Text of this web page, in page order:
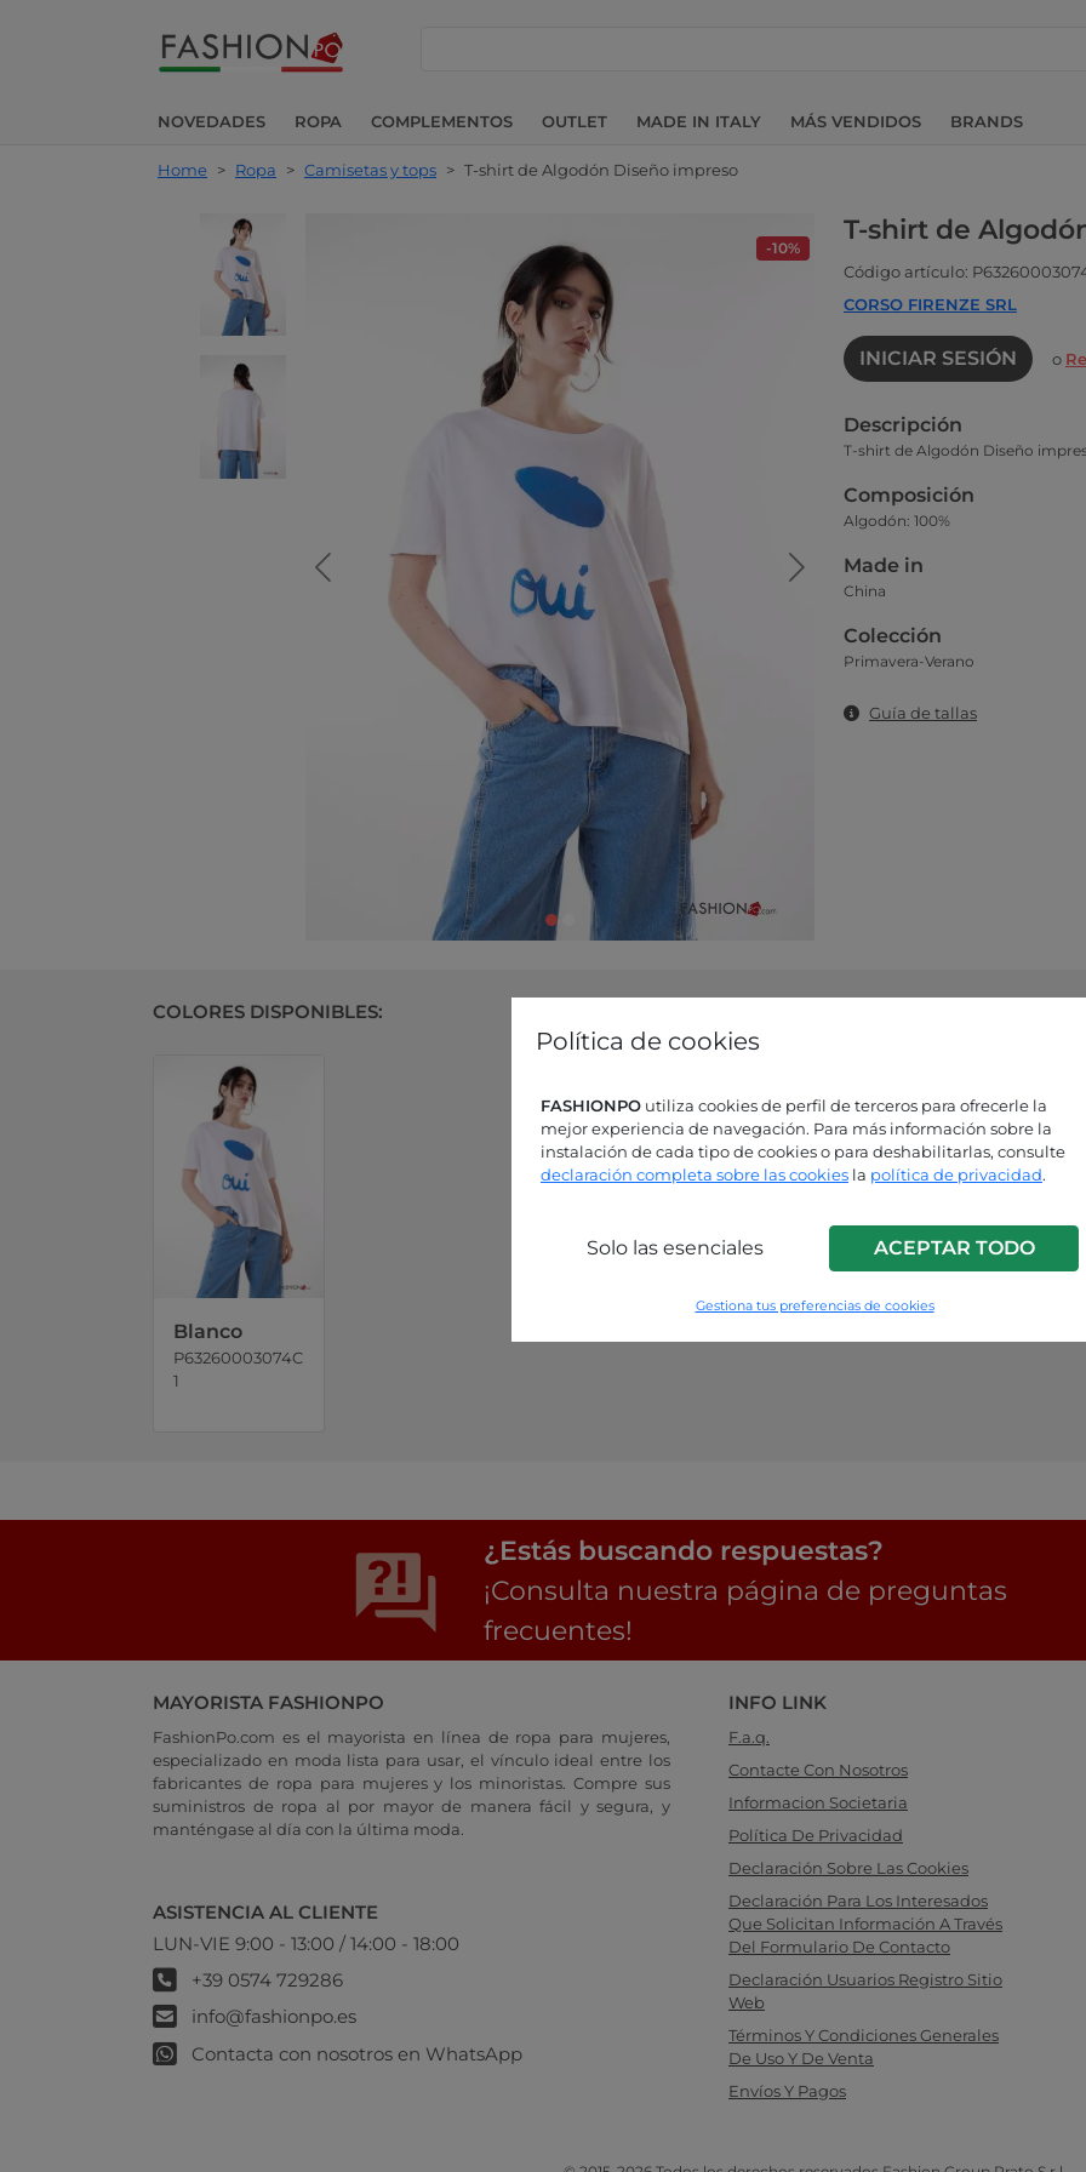
Política de cookies
FASHIONPO utiliza cookies de perfil de terceros para ofrecerle la
mejor experiencia de navegación. Para más información sobre la
instalación de cada tipo de cookies o para deshabilitarlas, consulte
declaración completa sobre las cookies la política de privacidad.
Solo las esenciales ACEPTAR TODO
Gestiona tus preferencias de cookies
NOVEDADES ROPA COMPLEMENTOS OUTLET MADE IN ITALY MÁS VENDIDOS BRANDS
Home > Ropa > Camisetas y tops > T-shirt de Algodón Diseño impreso
-10%
T-shirt de
Código artículo:
CORSO FIRENZE SRL
INICIAR SESIÓN o
Descripción
T-shirt de Algodón Diseño
Composición
Algodón: 100%
Made in
China
Colección
Primavera-Verano
Guía de tallas
COLORES DISPONIBLES:
Blanco
P63260003074C
1
¿Estás buscando respuestas?
¡Consulta nuestra página de preguntas
frecuentes!
MAYORISTA FASHIONPO
FashionPo.com es el mayorista en línea de ropa para mujeres,
especializado en moda lista para usar, el vínculo ideal entre los
fabricantes de ropa para mujeres y los minoristas. Compre sus
suministros de ropa al por mayor de manera fácil y segura, y
manténgase al día con la última moda.
ASISTENCIA AL CLIENTE
LUN-VIE 9:00 - 13:00 / 14:00 - 18:00
+39 0574 729286
info@fashionpo.es
Contacta con nosotros en WhatsApp
INFO LINK
F.a.q.
Contacte Con Nosotros
Informacion Societaria
Política De Privacidad
Declaración Sobre Las Cookies
Declaración Para Los Interesados
Que Solicitan Información A Través
Del Formulario De Contacto
Declaración Usuarios Registro Sitio
Web
Términos Y Condiciones Generales
De Uso Y De Venta
Envíos Y Pagos